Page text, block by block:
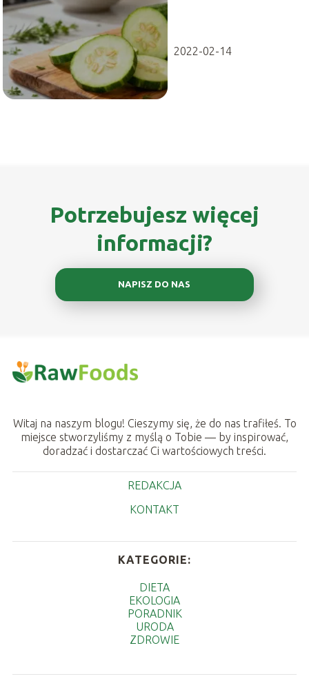
2022-02-14
Potrzebujesz więcej
informacji?
NAPISZ DO NAS
Witaj na naszym blogu! Cieszymy się, że do nas trafiłeś. To
miejsce stworzyliśmy z myślą o Tobie — by inspirować,
doradzać i dostarczać Ci wartościowych treści.
REDAKCJA
KONTAKT
KATEGORIE:
DIETA
EKOLOGIA
PORADNIK
URODA
ZDROWIE